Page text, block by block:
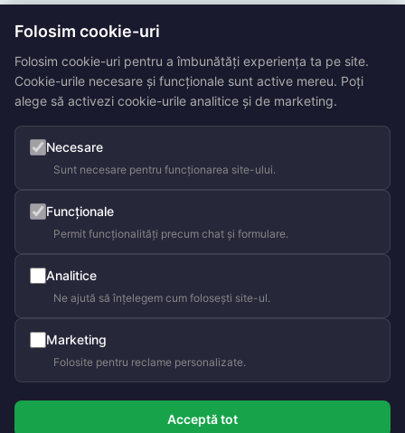
Folosim cookie-uri
Folosim cookie-uri pentru a îmbunătăți experiența ta pe site.
Cookie-urile necesare și funcționale sunt active mereu. Poți
alege să activezi cookie-urile analitice și de marketing.
Necesare
Sunt necesare pentru funcționarea site-ului.
Funcționale
Permit funcționalități precum chat și formulare.
Analitice
Ne ajută să înțelegem cum folosești site-ul.
Marketing
Folosite pentru reclame personalizate.
Acceptă tot